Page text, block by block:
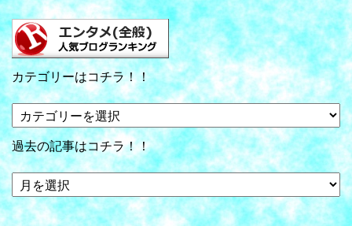
カテゴリーはコチラ！！
テ
ゴ
リ
ー
は
コ
過去の記事はコチラ！！
過
去
の